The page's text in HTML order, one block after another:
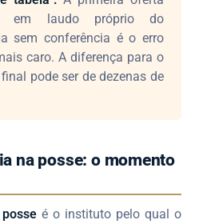
em laudo próprio do
sem conferência é o erro
caro. A diferença para o
pode ser de dezenas de
na posse: o momento
é o instituto pelo qual o